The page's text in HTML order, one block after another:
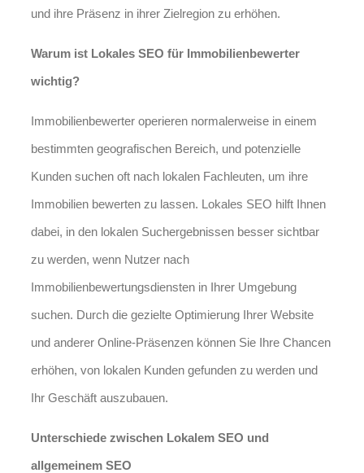
und ihre Präsenz in ihrer Zielregion zu erhöhen.
Warum ist Lokales SEO für Immobilienbewerter
wichtig?
Immobilienbewerter operieren normalerweise in einem
bestimmten geografischen Bereich, und potenzielle
Kunden suchen oft nach lokalen Fachleuten, um ihre
Immobilien bewerten zu lassen. Lokales SEO hilft Ihnen
dabei, in den lokalen Suchergebnissen besser sichtbar
zu werden, wenn Nutzer nach
Immobilienbewertungsdiensten in Ihrer Umgebung
suchen. Durch die gezielte Optimierung Ihrer Website
und anderer Online-Präsenzen können Sie Ihre Chancen
erhöhen, von lokalen Kunden gefunden zu werden und
Ihr Geschäft auszubauen.
Unterschiede zwischen Lokalem SEO und
allgemeinem SEO